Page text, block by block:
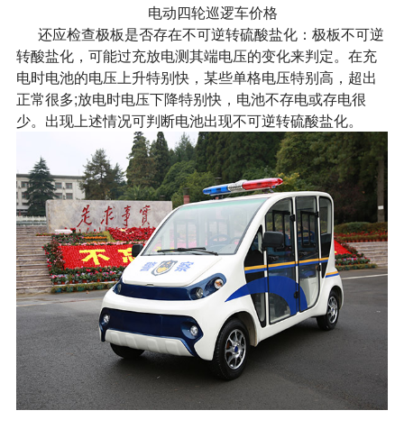
电动四轮巡逻车价格
还应检查极板是否存在不可逆转硫酸盐化：极板不可逆
转酸盐化，可能过充放电测其端电压的变化来判定。在充
电时电池的电压上升特别快，某些单格电压特别高，超出
正常很多;放电时电压下降特别快，电池不存电或存电很
少。出现上述情况可判断电池出现不可逆转硫酸盐化。